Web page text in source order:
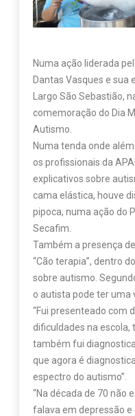
Numa ação liderada
Dantas Vasques e sua
Largo São Sebastião,
comemoração do Dia
Autismo.
Numa tenda onde
os profissionais da
explicativos sobre
cama elástica, houve
pipoca, numa ação do
Secafim.
Também a presença
“Cão terapia”, dentro
sobre autismo.
o autista pode ter uma
“Fui presenteado com
dificuldades na escola,
também fui
que agora é
espectro do autismo”.
“Na década de 70 não
falava em depressão e